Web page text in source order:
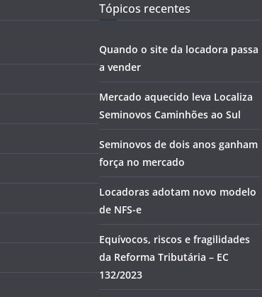
Tópicos recentes
Quando o site da locadora passa
a vender
Mercado aquecido leva Localiza
Seminovos Caminhões ao Sul
Seminovos de dois anos ganham
força no mercado
Locadoras adotam novo modelo
de NFS-e
Equívocos, riscos e fragilidades
da Reforma Tributária – EC
132/2023